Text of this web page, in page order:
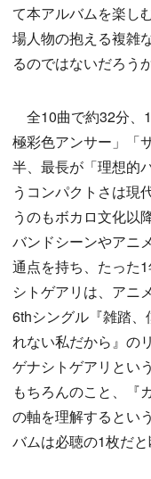
て本アルバムを楽し
場人物の抱える複雑
るのではないだろうか
全10曲で約32分、
極彩色アンサー」「
半、最長が「理想的
うコンパクトさは現
うのもボカロ文化以
バンドシーンやアニ
通点を持ち、たった
シトゲアリは、アニ
6thシングル『雑踏
れない私だから』の
ゲナシトゲアリとい
もちろんのこと、『
の軸を理解するとい
バムは必聴の1枚だと